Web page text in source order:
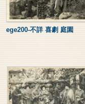
ege200-不詳 喜劇 庭園